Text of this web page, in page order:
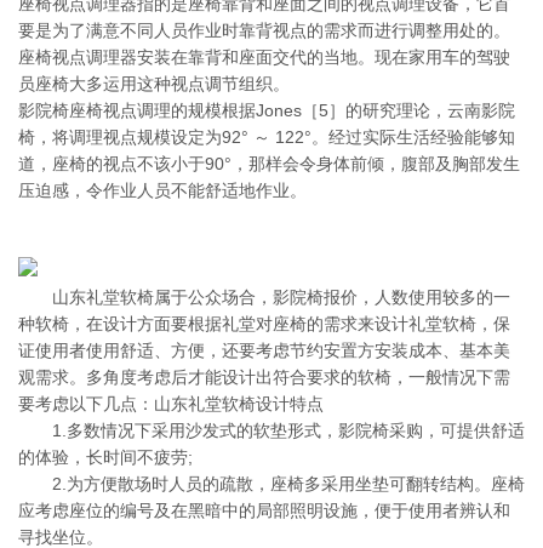
要是为了满意不同人员作业时靠背视点的需求而进行调整用处的。
座椅视点调理器安装在靠背和座面交代的当地。现在家用车的驾驶
员座椅大多运用这种视点调节组织。
影院椅座椅视点调理的规模根据Jones［5］的研究理论，云南影院
椅，将调理视点规模设定为92° ～ 122°。经过实际生活经验能够知
道，座椅的视点不该小于90°，那样会令身体前倾，腹部及胸部发生
压迫感，令作业人员不能舒适地作业。
山东礼堂软椅属于公众场合，影院椅报价，人数使用较多的一
种软椅，在设计方面要根据礼堂对座椅的需求来设计礼堂软椅，保
证使用者使用舒适、方便，还要考虑节约安置方安装成本、基本美
观需求。多角度考虑后才能设计出符合要求的软椅，一般情况下需
要考虑以下几点：山东礼堂软椅设计特点
1.多数情况下采用沙发式的软垫形式，影院椅采购，可提供舒适
的体验，长时间不疲劳;
2.为方便散场时人员的疏散，座椅多采用坐垫可翻转结构。座椅
应考虑座位的编号及在黑暗中的局部照明设施，便于使用者辨认和
寻找坐位。